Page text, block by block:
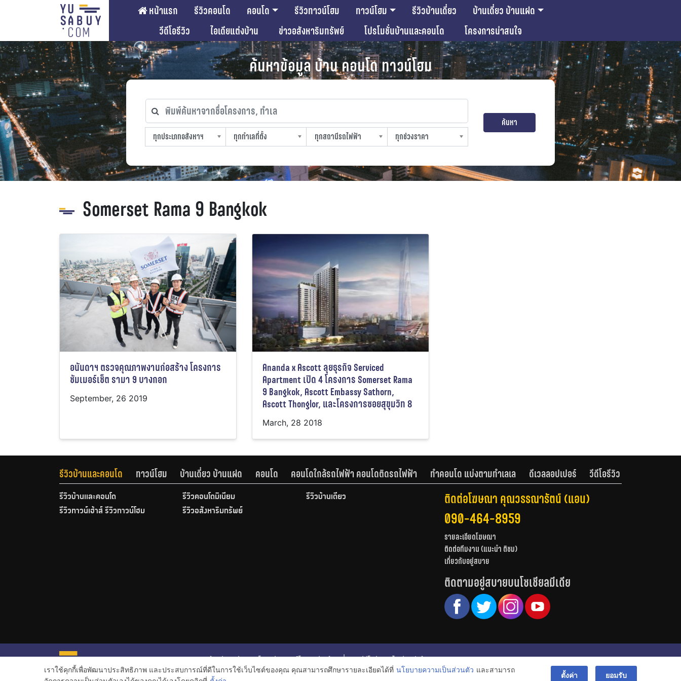
หน้าแรก รีวิวคอนโด คอนโด รีวิวทาวน์โฮม ทาวน์โฮม รีวิวบ้านเดี่ยว
บ้านเดี่ยว บ้านแฝด
วีดีโอรีวิว
ไอเดียแต่งบ้าน ข่าวอสังหาริมทรัพย์ โปรโมชั่นบ้านและคอนโด โครงการน่าสนใจ
ค้นหาข้อมูล บ้าน คอนโด ทาวน์โฮม
พิมพ์ค้นหาจากชื่อโครงการ, ทำเล
ทุกประเภทอสังหาฯ
ทุกประเภทอสังหาฯ
ทุกทำเลที่ตั้ง
ทุกทำเลที่ตั้ง
ทุกสถานีรถไฟฟ้า
ทุกสถานีรถไฟฟ้า
ทุกช่วงราคา
ทุกช่วงราคา
ค้นหา
Somerset Rama 9 Bangkok
อนันดาฯ ตรวจคุณภาพงานก่อสร้าง โครงการ
ซัมเมอร์เซ็ต รามา 9 บางกอก
September, 26 2019
Ananda x Ascott ลุยธุรกิจ Serviced
Apartment เปิด 4 โครงการ Somerset Rama
9 Bangkok, Ascott Embassy Sathorn,
Ascott Thonglor, และโครงการซอยสุขุมวิท 8
March, 28 2018
รีวิวบ้านและคอนโด ทาวน์โฮม บ้านเดี่ยว บ้านแฝด คอนโด คอนโดใกล้รถไฟฟ้า คอนโดติดรถไฟฟ้า ทำคอนโด แบ่งตามทำเลเล ดีเวลลอปเปอร์ วีดีโอรีวิว
รีวิวบ้านและคอนโด รีวิวคอนโดมิเนียม
รีวิวบ้านเดี่ยว
รีวิวทาวน์เฮ้าส์ รีวิวทาวน์โฮม
รีวิวอสังหาริมทรัพย์
ติดต่อโฆษณา คุณวรรณารัตน์ (แอน)
090-464-8959
รายละเอียดโฆษณา
ติดต่อทีมงาน (แนะนำ ติชม)
เกี่ยวกับอยู่สบาย
ติดตามอยู่สบายบนโซเชียลมีเดีย
หน้าหลัก รีวิวคอนโด รีวิวทาวน์โฮม รีวิวบ้านเดี่ยว วีดีโอรีวิว
ไอเดียแต่งบ้าน
ข่าวอสังหาริมทรัพย์
โปรโมชั่นบ้านและคอนโด
© สงวนลิขสิทธิ์ 2556-2564
เราใช้คุกกี้เพื่อพัฒนาประสิทธิภาพ และประสบการณ์ที่ดีในการใช้เว็บไซต์ของคุณ คุณสามารถศึกษารายละเอียดได้ที่ นโยบายความเป็นส่วนตัว และสามารถ
ตั้งค่า ยอมรับ